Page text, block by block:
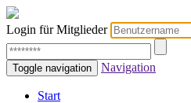
Login für Mitglieder
Toggle navigation Navigation
Start